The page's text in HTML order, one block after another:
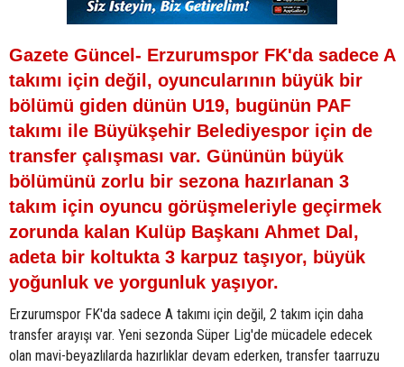
Gazete Güncel- Erzurumspor FK'da sadece A
takımı için değil, oyuncularının büyük bir
bölümü giden dünün U19, bugünün PAF
takımı ile Büyükşehir Belediyespor için de
transfer çalışması var. Gününün büyük
bölümünü zorlu bir sezona hazırlanan 3
takım için oyuncu görüşmeleriyle geçirmek
zorunda kalan Kulüp Başkanı Ahmet Dal,
adeta bir koltukta 3 karpuz taşıyor, büyük
yoğunluk ve yorgunluk yaşıyor.
Erzurumspor FK'da sadece A takımı için değil, 2 takım için daha
transfer arayışı var. Yeni sezonda Süper Lig'de mücadele edecek
olan mavi-beyazlılarda hazırlıklar devam ederken, transfer taarruzu